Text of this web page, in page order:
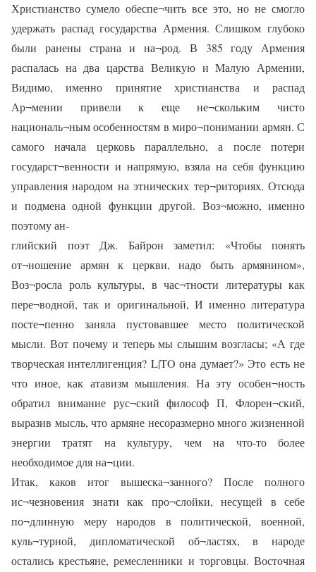
Христианство сумело обеспе¬чить все это, но не смогло
удержать распад государства Армения. Слишком глубоко
были ранены страна и на¬род. В 385 году Армения
распалась на два царства Великую и Малую Армении,
Видимо, именно принятие христианства и распад
Ар¬мении привели к еще не¬скольким чисто
националь¬ным особенностям в миро¬понимании армян. С
самого начала церковь параллельно, а после потери
государст¬венности и напрямую, взяла на себя функцию
управления народом на этнических тер¬риториях. Отсюда
и подмена одной функции другой. Воз¬можно, именно
поэтому ан-
глийский поэт Дж. Байрон заметил: «Чтобы понять
от¬ношение армян к церкви, надо быть армянином»,
Воз¬росла роль культуры, в час¬тности литературы как
пере¬водной, так и оригинальной, И именно литература
посте¬пенно заняла пустовавшее место политической
мысли. Вот почему и теперь мы слышим возгласы; «А где
творческая интеллигенция? L|TO она думает?» Это есть не
что иное, как атавизм мышления. На эту особен¬ность
обратил внимание рус¬ский философ П, Флорен¬ский,
выразив мысль, что армяне несоразмерно много жизненной
энергии тратят на культуру, чем на что-то более
необходимое для на¬ции.
Итак, каков итог вышеска¬занного? После полного
ис¬чезновения знати как про¬слойки, несущей в себе
по¬длинную меру народов в политической, военной,
куль¬турной, дипломатической об¬ластях, в народе
остались крестьяне, ремесленники и торговцы. Восточная